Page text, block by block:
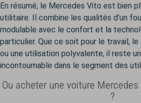
En résumé, le Mercedes Vito est bien
utilitaire. Il combine les qualités d’un
modulable avec le confort et la
particulier. Que ce soit pour le travail,
ou une utilisation polyvalente, il reste
incontournable dans le segment des
Ou acheter une voiture
?